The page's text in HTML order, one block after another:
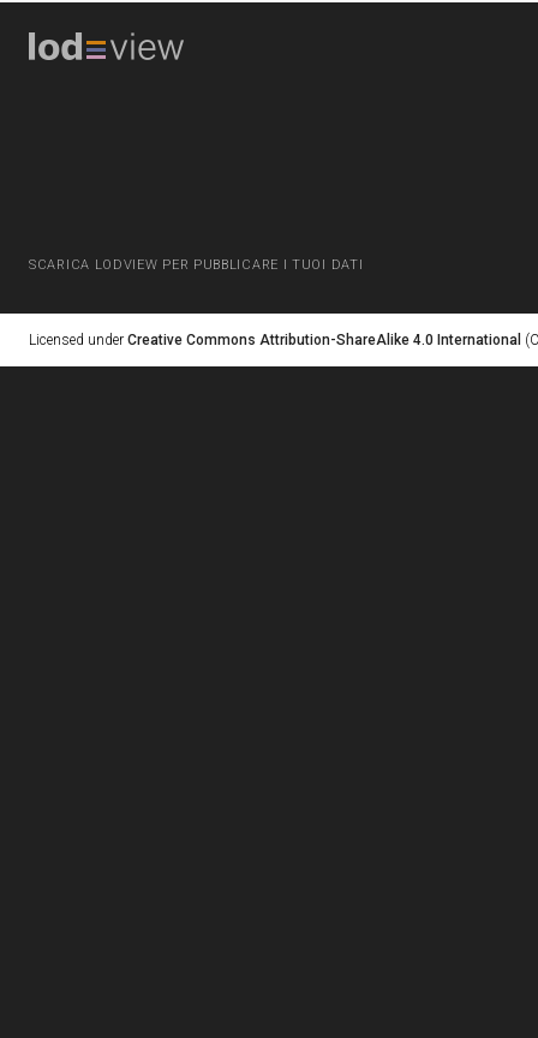
SCARICA LODVIEW PER PUBBLICARE I TUOI DATI
Licensed under Creative Commons Attribution-ShareAlike 4.0 International